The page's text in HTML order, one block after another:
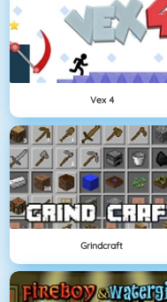
Vex 4
Grindcraft